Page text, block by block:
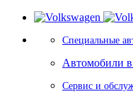
Специальные
Автомобили
Сервис и